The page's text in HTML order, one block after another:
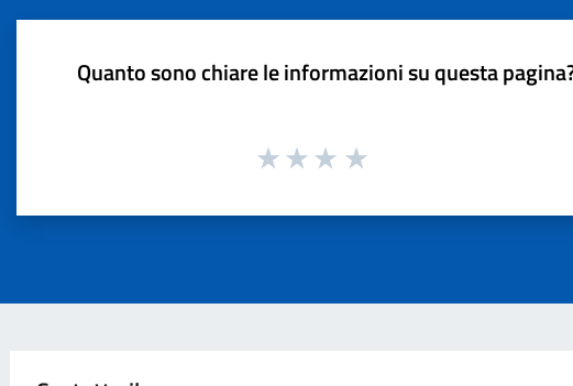
Quanto sono chiare le informazioni su questa